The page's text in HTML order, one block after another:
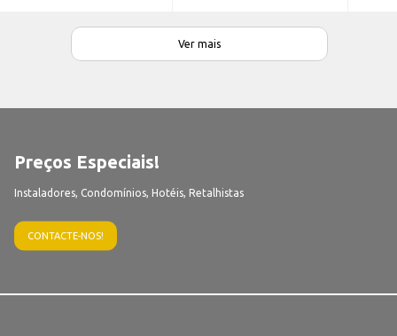
Ver mais
Preços Especiais!
Instaladores, Condomínios, Hotéis, Retalhistas
CONTACTE-NOS!